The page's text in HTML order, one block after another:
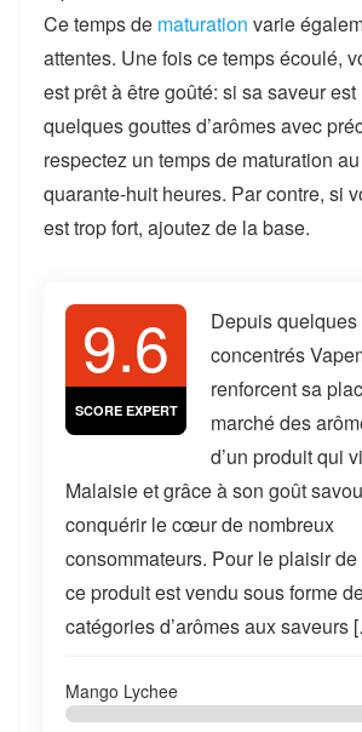
Ce temps de maturation varie
attentes. Une fois ce temps écoulé,
est prêt à être goûté: si sa saveur
quelques gouttes d’arômes avec
respectez un temps de maturation
quarante-huit heures. Par contre, si
est trop fort, ajoutez de la base.
9.6
SCORE EXPERT
Depuis
concentrés
renforcent sa
marché des
d’un produit qui
Malaisie et grâce à son goût
conquérir le cœur de nombreux
consommateurs. Pour le plaisir
ce produit est vendu sous forme
catégories d’arômes aux saveurs
Mango Lychee